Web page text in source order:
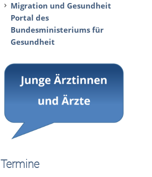
Migration und Gesundheit
Portal des
Bundesministeriums für
Gesundheit
Termine